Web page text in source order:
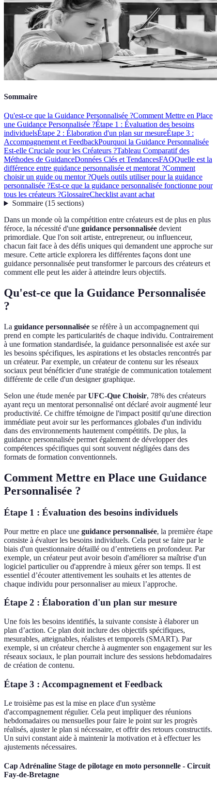
Sommaire
Qu'est-ce que la Guidance Personnalisée ?Comment Mettre en Place
une Guidance Personnalisée ?Étape 1 : Évaluation des besoins
individuelsÉtape 2 : Élaboration d'un plan sur mesureÉtape 3 :
Accompagnement et FeedbackPourquoi la Guidance Personnalisée
Est-elle Cruciale pour les Créateurs ?Tableau Comparatif des
Méthodes de GuidanceDonnées Clés et TendancesFAQQuelle est la
différence entre guidance personnalisée et mentorat ?Comment
choisir un guide ou mentor ?Quels outils utiliser pour la guidance
personnalisée ?Est-ce que la guidance personnalisée fonctionne pour
tous les créateurs ?GlossaireChecklist avant achat
Sommaire(15 sections)
Dans un monde où la compétition entre créateurs est de plus en plus
féroce, la nécessité d'une guidance personnalisée devient
primordiale. Que l'on soit artiste, entrepreneur, ou influenceur,
chacun fait face à des défis uniques qui demandent une approche sur
mesure. Cette article explorera les différentes façons dont une
guidance personnalisée peut transformer le parcours des créateurs et
comment elle peut les aider à atteindre leurs objectifs.
Qu'est-ce que la Guidance Personnalisée
?
La guidance personnalisée se réfère à un accompagnement qui
prend en compte les particularités de chaque individu. Contrairement
à une formation standardisée, la guidance personnalisée est axée sur
les besoins spécifiques, les aspirations et les obstacles rencontrés par
un créateur. Par exemple, un créateur de contenu sur les réseaux
sociaux peut bénéficier d'une stratégie de communication totalement
différente de celle d'un designer graphique.
Selon une étude menée parUFC-Que Choisir, 78% des créateurs
ayant reçu un mentorat personnalisé ont déclaré avoir augmenté leur
productivité. Ce chiffre témoigne de l'impact positif qu'une direction
immédiate peut avoir sur les performances globales d'un individu
dans des environnements hautement compétitifs. De plus, la
guidance personnalisée permet également de développer des
compétences spécifiques qui sont souvent négligées dans des
formats de formation conventionnels.
Comment Mettre en Place une Guidance
Personnalisée ?
Étape 1 : Évaluation des besoins individuels
Pour mettre en place une guidance personnalisée, la première étape
consiste à évaluer les besoins individuels. Cela peut se faire par le
biais d'un questionnaire détaillé ou d’entretiens en profondeur. Par
exemple, un créateur peut avoir besoin d'améliorer sa maîtrise d'un
logiciel particulier ou d'apprendre à mieux gérer son temps. Il est
essentiel d’écouter attentivement les souhaits et les attentes de
chaque individu pour personnaliser au mieux l’approche.
Étape 2 : Élaboration d'un plan sur mesure
Une fois les besoins identifiés, la suivante consiste à élaborer un
plan d’action. Ce plan doit inclure des objectifs spécifiques,
mesurables, atteignables, réalistes et temporels (SMART). Par
exemple, si un créateur cherche à augmenter son engagement sur les
réseaux sociaux, le plan pourrait inclure des sessions hebdomadaires
de création de contenu.
Étape 3 : Accompagnement et Feedback
Le troisième pas est la mise en place d'un système
d'accompagnement régulier. Cela peut impliquer des réunions
hebdomadaires ou mensuelles pour faire le point sur les progrès
réalisés, ajuster le plan si nécessaire, et offrir des retours constructifs.
Un suivi constant aide à maintenir la motivation et à effectuer les
ajustements nécessaires.
Cap Adrénaline Stage de pilotage en moto personnelle - Circuit
Fay-de-Bretagne